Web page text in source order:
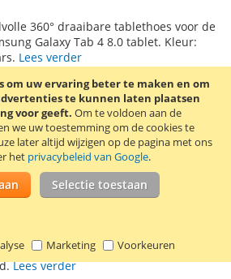
om uw ervaring beter te maken en om
te kunnen laten plaatsen
voor geeft. Om te voldoen aan de
we uw toestemming om de cookies te
later altijd wijzigen op de pagina met ons
het privacybeleid van Google.
Selectie toestaan
Marketing Voorkeuren
AAN
VERLANGLIJST
TE
VERGELIJKEN
360° draaibare tablethoes voor de
Galaxy Tab 4 8.0 tablet. Kleur:
Lees verder
Tab 4 8.0 hoes rood
21% BTW, excl.verzendkosten
Winkelwagen
VOEG
AAN
TOEVOEGEN
TE
360° draaibare tablethoes voor de
Galaxy Tab 4 8.0 tablet. Kleur:
Lees verder